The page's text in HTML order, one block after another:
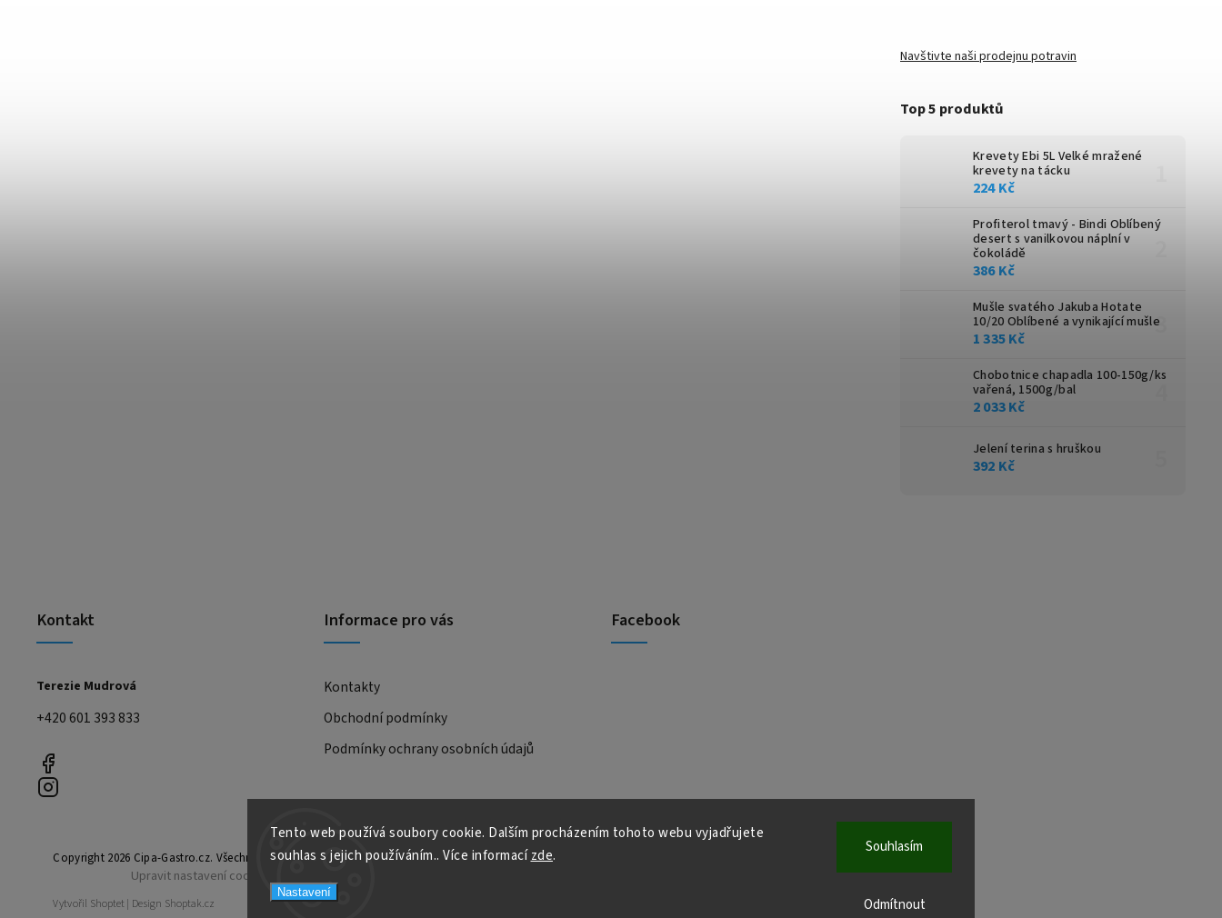
Tento web používá soubory cookie. Dalším procházením tohoto webu vyjadřujete
souhlas s jejich používáním.. Více informacízde.
Nastavení
Odmítnout
Souhlasím
Navštivte naši prodejnu potravin
Top 5 produktů
Krevety Ebi 5L Velké mražené
krevety na tácku
224 Kč
Profiterol tmavý - Bindi Oblíbený
desert s vanilkovou náplní v
čokoládě
386 Kč
Mušle svatého Jakuba Hotate
10/20 Oblíbené a vynikající mušle
1 335 Kč
Chobotnice chapadla 100-150g/ks
vařená, 1500g/bal
2 033 Kč
Jelení terina s hruškou
392 Kč
Kontakt
Terezie Mudrová
+420 601 393 833
Informace pro vás
Kontakty
Obchodní podmínky
Podmínky ochrany osobních údajů
Facebook
Copyright 2026 Cipa-Gastro.cz. Všechna práva vyhrazena.
Upravit nastavení cookies
Vytvořil Shoptet | Design Shoptak.cz